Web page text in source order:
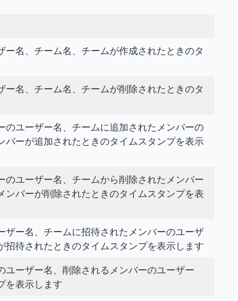
名、チーム名、チームが作成されたときのタ
名、チーム名、チームが削除されたときのタ
のユーザー名、チームに追加されたメンバーの
バーが追加されたときのタイムスタンプを表示
のユーザー名、チームから削除されたメンバー
ンバーが削除されたときのタイムスタンプを表
ザー名、チームに招待されたメンバーのユーザ
招待されたときのタイムスタンプを表示します
ユーザー名、削除されるメンバーのユーザー
を表示します